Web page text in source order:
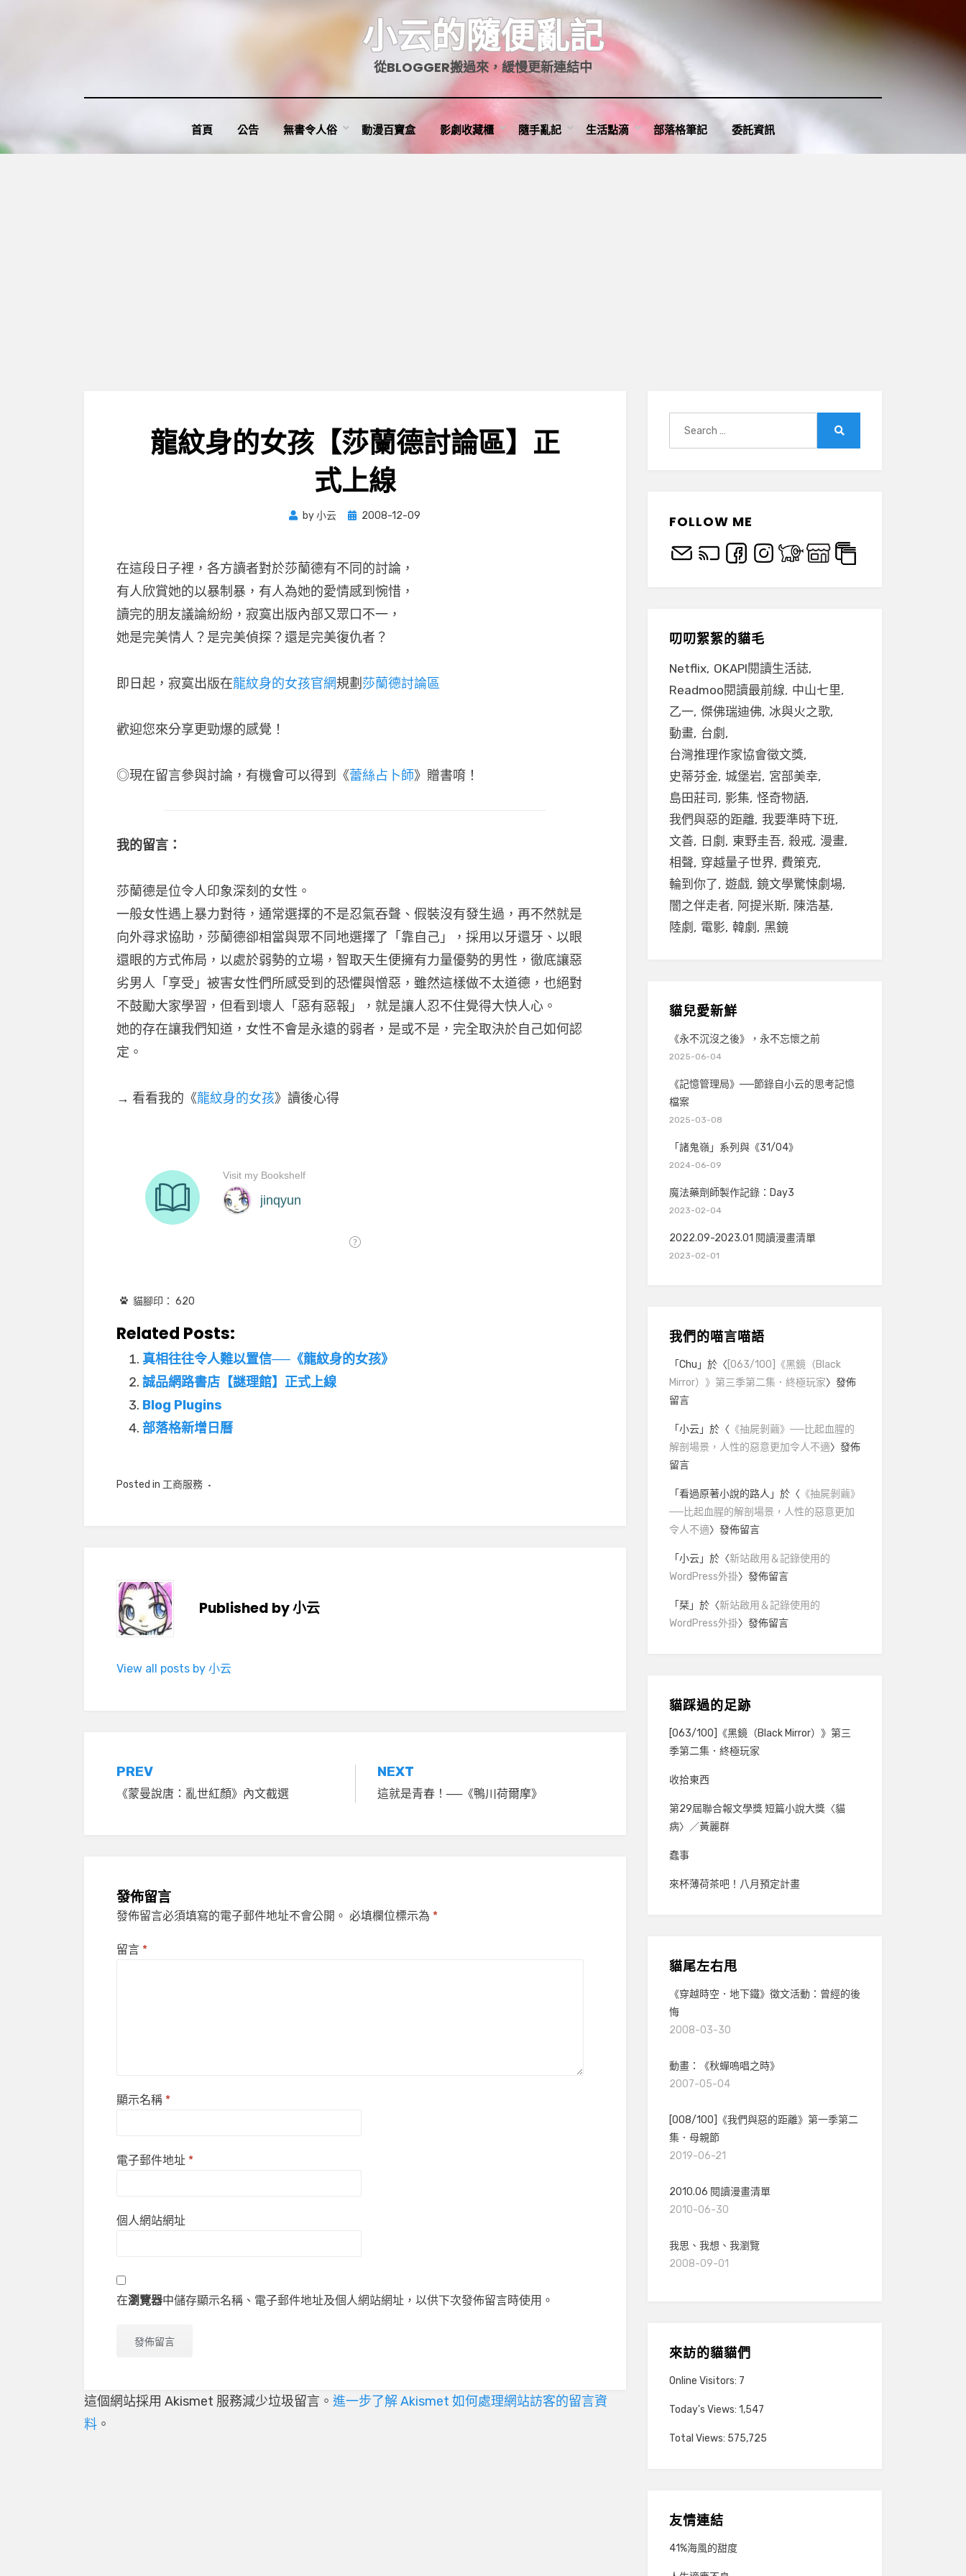
小云的隨便亂記
從BLOGGER搬過來，緩慢更新連結中
首頁 公告 無書令人俗 動漫百寶盒 影劇收藏櫃 隨手亂記 生活點滴 部落格筆記 委託資訊
龍紋身的女孩【莎蘭德討論區】正
式上線
by小云
Posted
2008-12-09
在這段日子裡，各方讀者對於莎蘭德有不同的討論，
有人欣賞她的以暴制暴，有人為她的愛情感到惋惜，
讀完的朋友議論紛紛，寂寞出版內部又眾口不一，
她是完美情人？是完美偵探？還是完美復仇者？
即日起，寂寞出版在龍紋身的女孩官網規劃 莎蘭德討論區
歡迎您來分享更勁爆的感覺！
◎現在留言參與討論，有機會可以得到《蕾絲占卜師》贈書唷！
我的留言：
莎蘭德是位令人印象深刻的女性。
一般女性遇上暴力對待，通常選擇的不是忍氣吞聲、假裝沒有發生過，再不然就是
向外尋求協助，莎蘭德卻相當與眾不同地選擇了「靠自己」，採用以牙還牙、以眼
還眼的方式佈局，以處於弱勢的立場，智取天生便擁有力量優勢的男性，徹底讓惡
劣男人「享受」被害女性們所感受到的恐懼與憎惡，雖然這樣做不太道德，也絕對
不鼓勵大家學習，但看到壞人「惡有惡報」，就是讓人忍不住覺得大快人心。
她的存在讓我們知道，女性不會是永遠的弱者，是或不是，完全取決於自己如何認
定。
→ 看看我的《龍紋身的女孩》讀後心得
貓腳印： 620
Related Posts:
真相往往令人難以置信──《龍紋身的女孩》
誠品網路書店【謎理館】正式上線
Blog Plugins
部落格新增日曆
Posted in 工商服務
Published by小云
View all posts by 小云
文
章
PREV
《蒙曼說唐：亂世紅顏》內文截選
NEXT
這就是青春！──《鴨川荷爾摩》
發佈留言
發佈留言必須填寫的電子郵件地址不會公開。 必填欄位標示為 *
留言 *
顯示名稱 *
電子郵件地址 *
個人網站網址
在瀏覽器中儲存顯示名稱、電子郵件地址及個人網站網址，以供下次發佈留言時使用。
這個網站採用 Akismet 服務減少垃圾留言。 進一步了解 Akismet 如何處理網站訪客的留言資
料 。
FOLLOW ME
叨叨絮絮的貓毛
Netflix OKAPI閱讀生活誌
Readmoo閱讀最前線 中山七里
乙一 傑佛瑞迪佛 冰與火之歌
動畫 台劇
台灣推理作家協會徵文獎
史蒂芬金 城堡岩 宮部美幸
島田莊司
影集 怪奇物語
我們與惡的距離 我要準時下班
文善
日劇 東野圭吾 殺戒 漫畫
相聲 穿越量子世界 費策克
輪到你了 遊戲 鏡文學驚悚劇場
闇之伴走者
阿提米斯
陳浩基
陸劇
電影 韓劇 黑鏡
貓兒愛新鮮
《永不沉沒之後》，永不忘懷之前
2025-06-04
《記憶管理局》──節錄自小云的思考記憶
檔案
2025-03-08
「諸鬼嶺」系列與《31/04》
2024-06-09
魔法藥劑師製作記錄：Day3
2023-02-04
2022.09-2023.01 閱讀漫畫清單
2023-02-01
我們的喵言喵語
「Chu 」於〈 [063/100]《黑鏡（Black
Mirror）》第三季第二集．終極玩家〉發佈
留言
「小云」於〈 《抽屍剝繭》──比起血腥的
解剖場景，人性的惡意更加令人不適〉發佈
留言
「看過原著小說的路人 」於〈 《抽屍剝繭》
──比起血腥的解剖場景，人性的惡意更加
令人不適〉發佈留言
「小云」於〈新站啟用＆記錄使用的
WordPress外掛〉發佈留言
「栞」於〈新站啟用＆記錄使用的
WordPress外掛〉發佈留言
貓踩過的足跡
[063/100]《黑鏡（Black Mirror）》第三
季第二集．終極玩家
收拾東西
第29屆聯合報文學獎 短篇小說大獎〈貓
病〉／黃麗群
蠢事
來杯薄荷茶吧！八月預定計畫
貓尾左右甩
《穿越時空．地下鐵》徵文活動：曾經的後
悔
2008-03-30
動畫：《秋蟬嗚唱之時》
2007-05-04
[008/100]《我們與惡的距離》第一季第二
集．母親節
2019-06-21
2010.06 閱讀漫畫清單
2010-06-30
我思、我想、我瀏覽
2008-09-01
來訪的貓貓們
Online Visitors: 7
Today's Views: 1,547
Total Views: 575,725
友情連結
41%海風的甜度